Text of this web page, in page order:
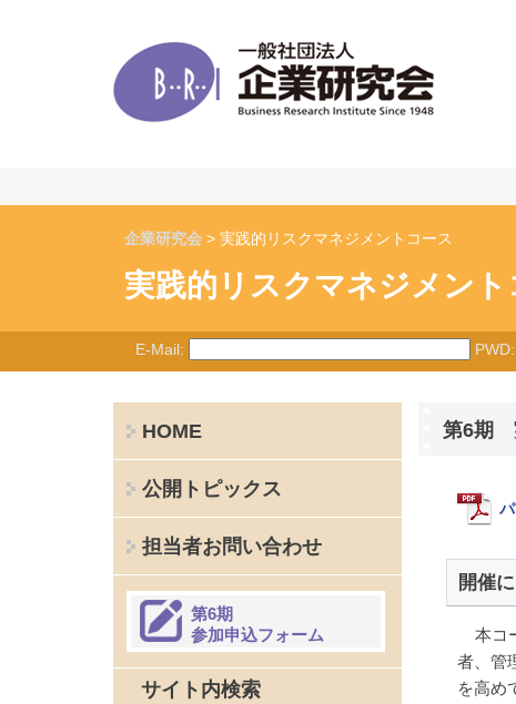
企業研究会 > 実践的リスクマネジメントコース
実践的リスクマネジメント
E-Mail: PWD:
第6期
開催
本コ
者、管
を高め
HOME
公開トピックス
担当者お問い合わせ
第6期
参加申込フォーム
サイト内検索